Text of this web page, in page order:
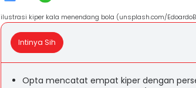
ilustrasi kiper kala menendang bola (unsplash.com/
Intinya Sih
Opta mencatat empat kiper dengan